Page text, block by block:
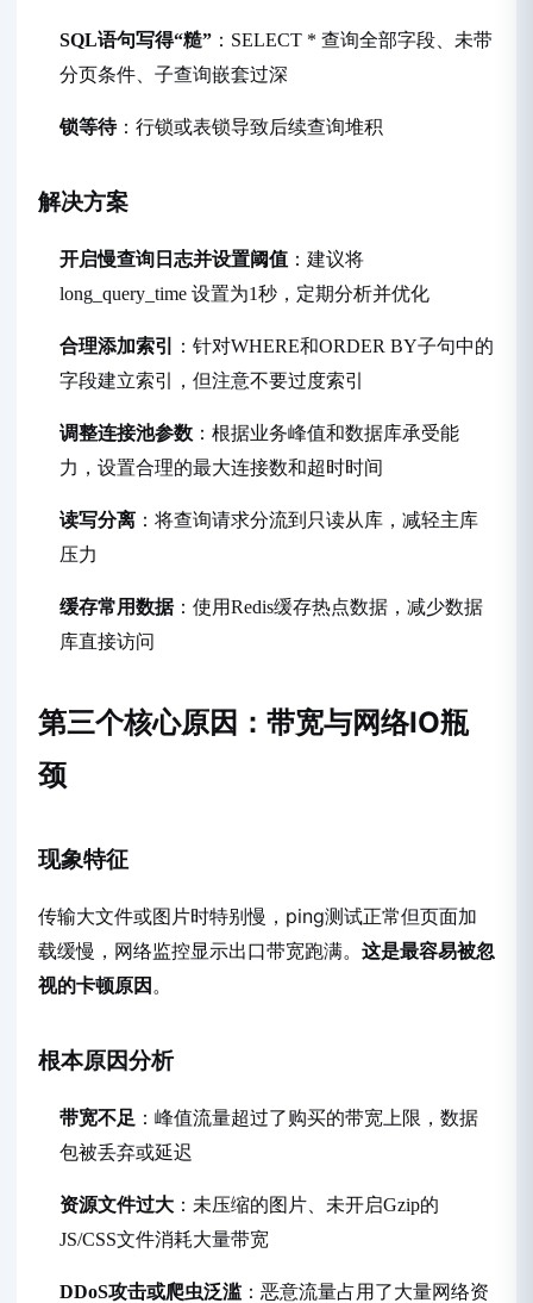
SQL语句写得“糙” ：SELECT * 查询全部字段、未带
分页条件、子查询嵌套过深
锁等待：行锁或表锁导致后续查询堆积
解决方案
开启慢查询日志并设置阈值 ：建议将
long_query_time 设置为1秒，定期分析并优化
合理添加索引
：针对WHERE和ORDER BY子句中的
字段建立索引，但注意不要过度索引
调整连接池参数 ：根据业务峰值和数据库承受能
力，设置合理的最大连接数和超时时间
读写分离 ：将查询请求分流到只读从库，减轻主库
压力
缓存常用数据：使用Redis缓存热点数据，减少数据
库直接访问
第三个核心原因：带宽与网络IO瓶
颈
现象特征
传输大文件或图片时特别慢，ping测试正常但页面加
载缓慢，网络监控显示出口带宽跑满。 这是最容易被忽
视的卡顿原因 。
根本原因分析
带宽不足 ：峰值流量超过了购买的带宽上限，数据
包被丢弃或延迟
资源文件过大 ：未压缩的图片、未开启Gzip的
JS/CSS文件消耗大量带宽
DDoS攻击或爬虫泛滥 ：恶意流量占用了大量网络资